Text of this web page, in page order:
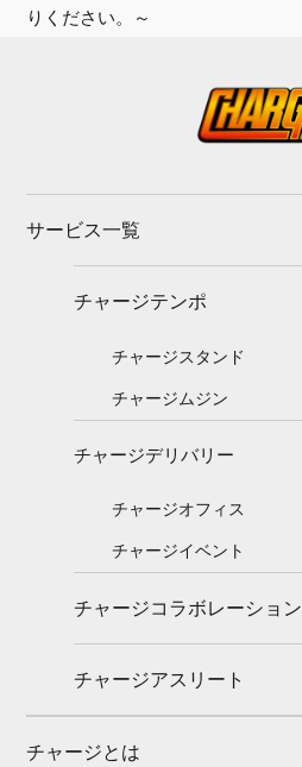
りください。～
サービス一覧
チャージテンポ
チャージスタンド
チャージムジン
チャージデリバリー
チャージオフィス
チャージイベント
チャージコラボレーション
チャージアスリート
チャージとは